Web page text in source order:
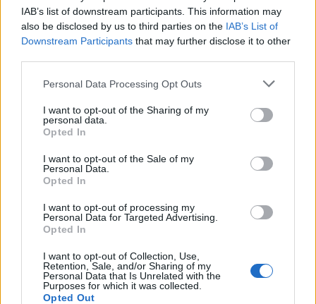
IAB’s list of downstream participants. This information may
also be disclosed by us to third parties on the IAB’s List of
Downstream Participants that may further disclose it to other
Please note that this website/app uses one or more Google
not limited to your visit or usage behaviour. You may click to
grant or deny consent to Google and its third-party tags to
use your data for below specified purposes in below Google
consent section.
Personal Data Processing Opt Outs
I want to opt-out of the Sharing of my
personal data.
Opted In
I want to opt-out of the Sale of my
Personal Data.
Opted In
I want to opt-out of processing my
Personal Data for Targeted Advertising.
Opted In
I want to opt-out of Collection, Use,
Retention, Sale, and/or Sharing of my
Personal Data that Is Unrelated with the
Purposes for which it was collected.
Opted Out
08:5110.12.18
Αναδρομικά – Δημόσιο: Πληρωμή 21
Δεκεμβρίου μαζί με τη σύνταξη